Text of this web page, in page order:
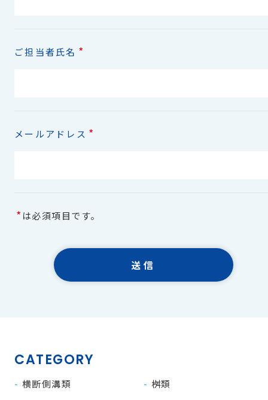
ご担当者氏名 *
メールアドレス *
* は必須項目です。
CATEGORY
横断側溝類
桝類